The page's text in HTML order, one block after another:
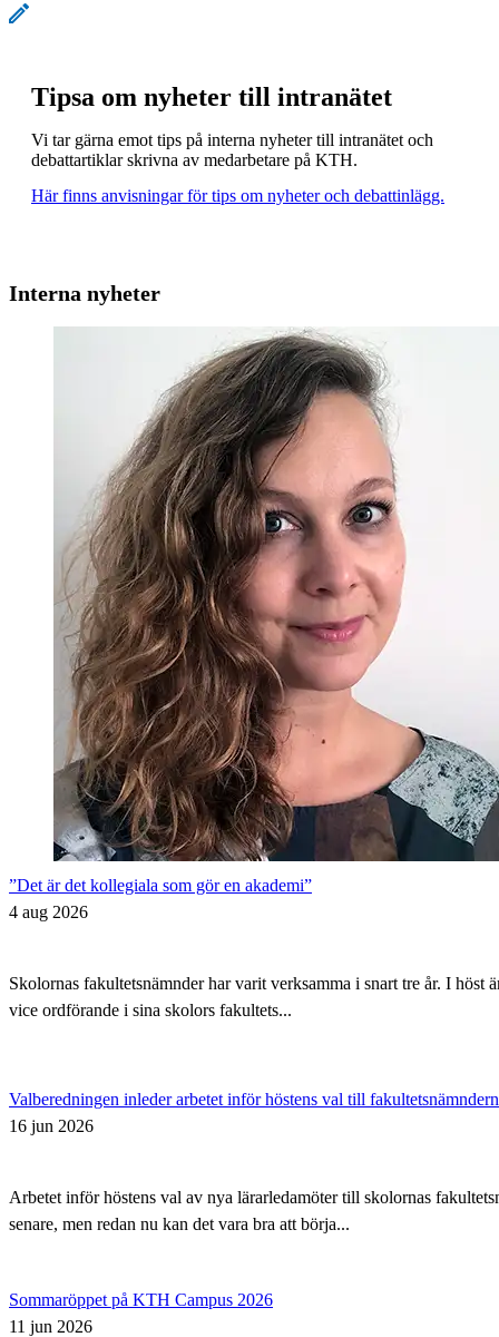
Tipsa om nyheter till intranätet
Vi tar gärna emot tips på interna nyheter till intranätet och
debattartiklar skrivna av medarbetare på KTH.
Här finns anvisningar för tips om nyheter och debattinlägg.
Interna nyheter
”Det är det kollegiala som gör en akademi”
4 aug 2026
Skolornas fakultetsnämnder har varit verksamma i snart tre år. I
vice ordförande i sina skolors fakultets...
Valberedningen inleder arbetet inför höstens val till
16 jun 2026
Arbetet inför höstens val av nya lärarledamöter till skolornas
senare, men redan nu kan det vara bra att börja...
Sommaröppet på KTH Campus 2026
11 jun 2026